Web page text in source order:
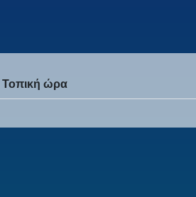
Τοπική ώρα